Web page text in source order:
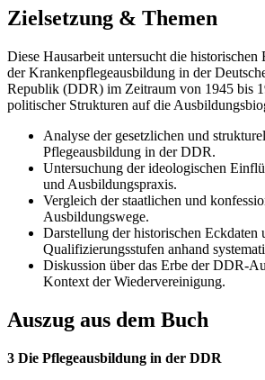
Zielsetzung & Themen
Diese Hausarbeit untersucht die historischen
der Krankenpflegeausbildung in der
Republik (DDR) im Zeitraum von 1945 bis
politischer Strukturen auf die
Analyse der gesetzlichen und
Pflegeausbildung in der DDR.
Untersuchung der ideologischen
und Ausbildungspraxis.
Vergleich der staatlichen und
Ausbildungswege.
Darstellung der historischen Eckdaten
Qualifizierungsstufen anhand
Diskussion über das Erbe der DDR-
Kontext der Wiedervereinigung.
Auszug aus dem Buch
3 Die Pflegeausbildung in der DDR